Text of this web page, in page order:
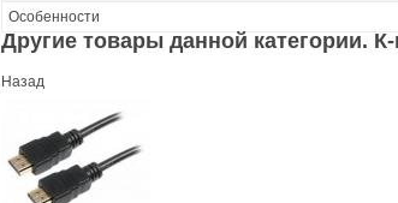
Особенности
Другие товары данной категории.
Назад